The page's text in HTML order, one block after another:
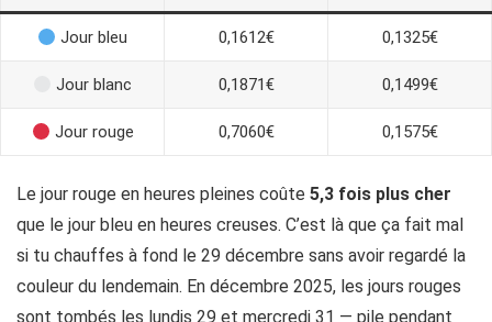
Jour bleu 0,1612€ 0,1325€
Jour blanc 0,1871€ 0,1499€
Jour rouge 0,7060€ 0,1575€
Le jour rouge en heures pleines coûte 5,3 fois plus cher
que le jour bleu en heures creuses. C’est là que ça fait mal
si tu chauffes à fond le 29 décembre sans avoir regardé la
couleur du lendemain. En décembre 2025, les jours rouges
sont tombés les lundis 29 et mercredi 31 — pile pendant